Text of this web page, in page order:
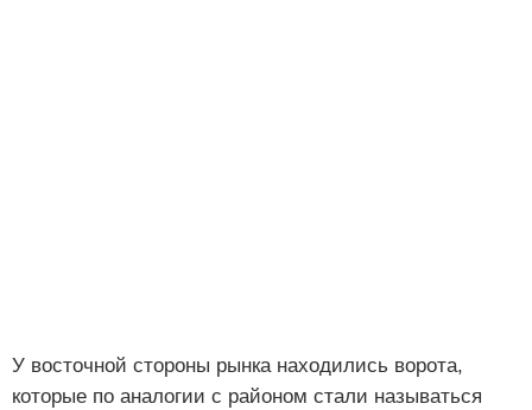
У восточной стороны рынка находились ворота,
которые по аналогии с районом стали называться